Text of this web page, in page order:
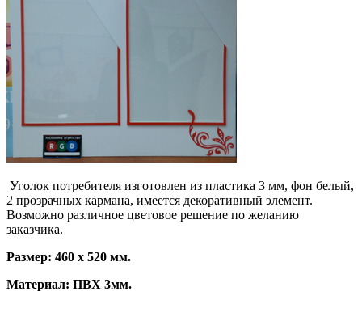
Уголок потребителя изготовлен из пластика 3 мм, фон белый,
2 прозрачных кармана, имеется декоративный элемент.
Возможно различное цветовое решение по желанию
заказчика.
Размер: 460 х 520 мм.
Материал: ПВХ 3мм.